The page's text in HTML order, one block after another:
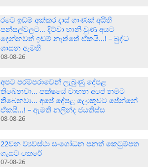
රටේ ඉඩම් අක්කර දාස් ගාණක් අයිති
පන්සල්වලට… දිට්වා හානි වුණ අයට
දෙන්නවත් ඉඩම් නැත්තේ ඒකයි…! – බුද්ධ
ශාසන ඇමති
08-08-26
අපට පරම්පරාවෙන් ලැබුණු දේපළ
තිබෙනවා… පක්ෂයේ වාහන අපේ නමට
තිබෙනවා… අපේ දේපළ ලොකුවට පේන්නේ
ඒකයි…! – ඇමති නලින්ද ජයතිස්ස
08-08-26
22වන ව්‍යවස්ථා සංශෝධන පනත් කෙටුම්පත
ගැසට් කෙරේ
07-08-26